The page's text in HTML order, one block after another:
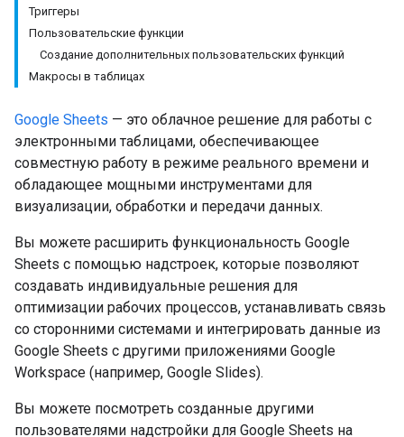
Триггеры
Пользовательские функции
Создание дополнительных пользовательских функций
Макросы в таблицах
Google Sheets — это облачное решение для работы с
электронными таблицами, обеспечивающее
совместную работу в режиме реального времени и
обладающее мощными инструментами для
визуализации, обработки и передачи данных.
Вы можете расширить функциональность Google
Sheets с помощью надстроек, которые позволяют
создавать индивидуальные решения для
оптимизации рабочих процессов, устанавливать связь
со сторонними системами и интегрировать данные из
Google Sheets с другими приложениями Google
Workspace (например, Google Slides).
Вы можете посмотреть созданные другими
пользователями надстройки для Google Sheets на